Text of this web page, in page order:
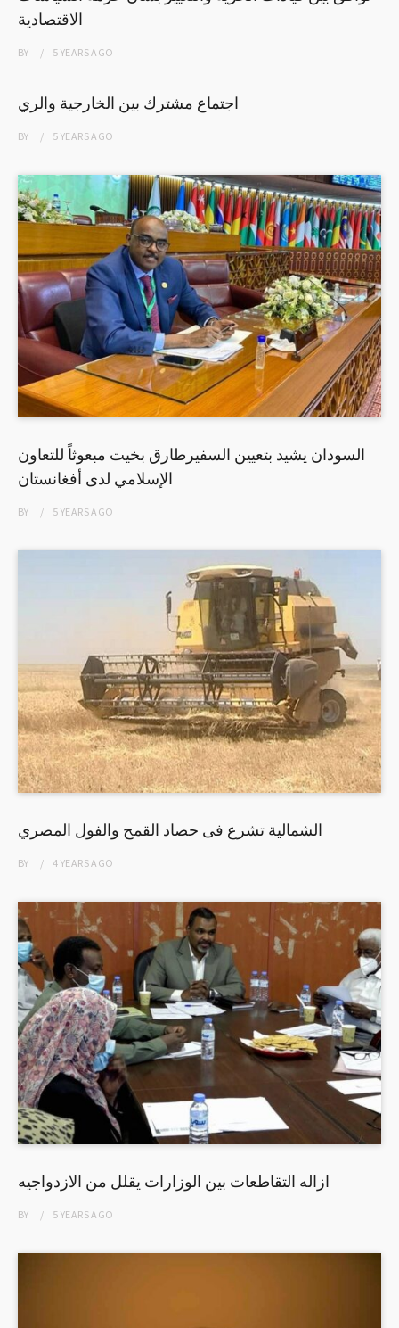
الاقتصادية
BY 5 YEARSAGO
اجتماع مشترك بين الخارجية والري
BY 5 YEARSAGO
السودان يشيد بتعيين السفيرطارق بخيت مبعوثاً للتعاون
الإسلامي لدى أفغانستان
BY 5 YEARSAGO
الشمالية تشرع فى حصاد القمح والفول المصري
BY 4 YEARSAGO
ازاله التقاطعات بين الوزارات يقلل من الازدواجيه
BY 5 YEARSAGO